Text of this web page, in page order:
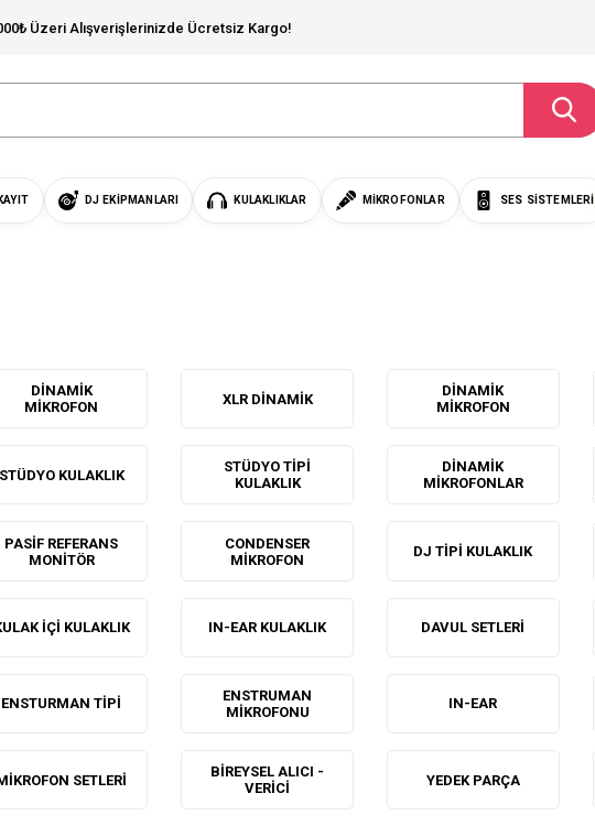
Üzeri Alışverişlerinizde Ücretsiz Kargo!
DJ EKIPMANLARI KULAKLIKLAR MIKROFONLAR SES SISTEMLERI
DINAMIK
MIKROFON
XLR DINAMIK
DINAMIK
MIKROFON
STÜDYO KULAKLIK
STÜDYO TIPI
KULAKLIK
DINAMIK
MIKROFONLAR
PASIF REFERANS
MONITÖR
CONDENSER
MIKROFON
DJ TIPI KULAKLIK
IÇI KULAKLIK IN-EAR KULAKLIK DAVUL SETLERI
ENSTURMAN TIPI
ENSTRUMAN
MIKROFONU
IN-EAR
SETLERI
BIREYSEL ALICI -
VERICI
YEDEK PARÇA